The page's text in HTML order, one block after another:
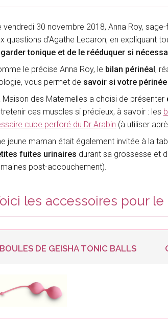
vendredi 30 novembre 2018, Anna Roy,
questions d'Agathe Lecaron, en expliquant
tonique et de le rééduquer si
le précise Anna Roy, le bilan périnéal,
vous permet de savoir si votre
Maison des Maternelles a choisi de présenter
ces muscles si précieux, à savoir : les
cube perforé du Dr Arabin (à utiliser
jeune maman était également invitée à la
fuites urinaires durant sa grossesse et
post-accouchement).
les accessoires pour
BOULES DE GEISHA TONIC BALLS